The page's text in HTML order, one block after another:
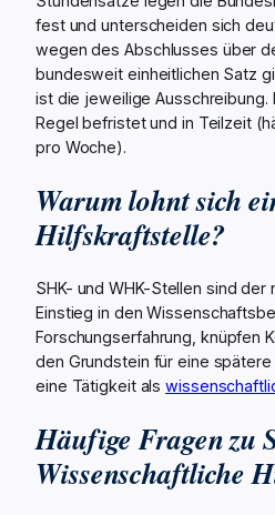
fest und unterscheiden sich
wegen des Abschlusses über
bundesweit einheitlichen Satz
ist die jeweilige Ausschreibung.
Regel befristet und in Teilzeit
pro Woche).
Warum lohnt sich
Hilfskraftstelle?
SHK- und WHK-Stellen sind der
Einstieg in den
Forschungserfahrung, knüpfen
den Grundstein für eine spätere
eine Tätigkeit als
Häufige Fragen zu
Wissenschaftliche